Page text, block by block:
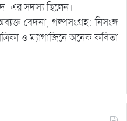
এর সদস্য ছিলেন।
বেদনা, গল্পসংগ্রহ: নিসংঙ্গ
ও ম্যাগাজিনে অনেক কবিতা